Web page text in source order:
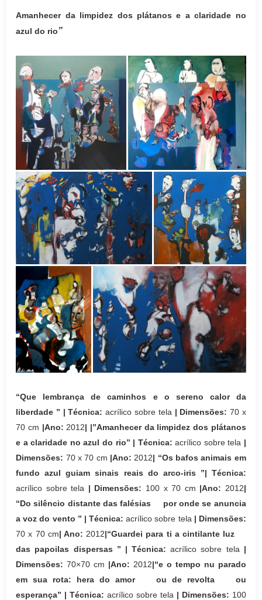
Amanhecer da limpidez dos plátanos e a claridade no
azul do rio”
“Que lembrança de caminhos e o sereno calor da
liberdade ” | Técnica:acrílico sobre tela | Dimensões:70 x
70 cm |Ano: 2012| |”Amanhecer da limpidez dos plátanos
e a claridade no azul do rio” | Técnica:acrílico sobre tela |
Dimensões: 70 x 70 cm |Ano: 2012| “Os bafos animais em
fundo azul guiam sinais reais do arco-iris ”| Técnica:
acrílico sobre tela | Dimensões: 100 x 70 cm |Ano: 2012|
“Do silêncio distante das falésias por onde se anuncia
a voz do vento ” | Técnica:acrílico sobre tela | Dimensões:
70 x 70 cm| Ano: 2012|“Guardei para ti a cintilante luz
das papoilas dispersas ” | Técnica:acrílico sobre tela |
Dimensões:70×70 cm |Ano: 2012|“e o tempo nu parado
em sua rota: hera do amor ou de revolta ou
esperança” | Técnica:acrílico sobre tela | Dimensões: 100